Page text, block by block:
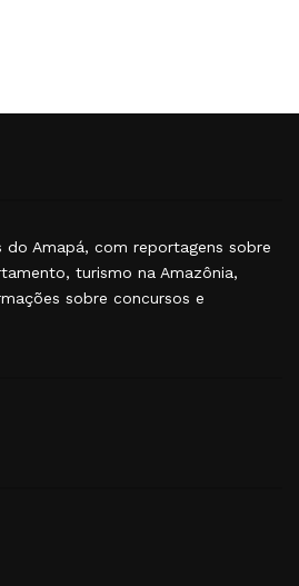
Amapá, com reportagens sobre
turismo na Amazônia,
sobre concursos e